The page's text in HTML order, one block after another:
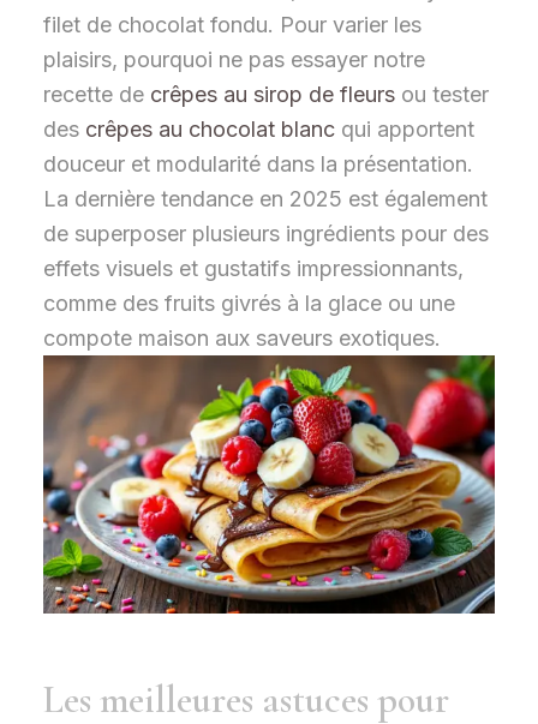
filet de chocolat fondu. Pour varier les
plaisirs, pourquoi ne pas essayer notre
recette de crêpes au sirop de fleursou tester
des crêpes au chocolat blancqui apportent
douceur et modularité dans la présentation.
La dernière tendance en 2025 est également
de superposer plusieurs ingrédients pour des
effets visuels et gustatifs impressionnants,
comme des fruits givrés à la glace ou une
compote maison aux saveurs exotiques.
Les meilleures astuces pour